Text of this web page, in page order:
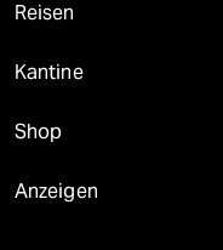
Reisen
Kantine
Shop
Anzeigen